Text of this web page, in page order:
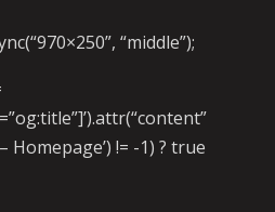
“middle”);
Homepage’) != -1) ? true